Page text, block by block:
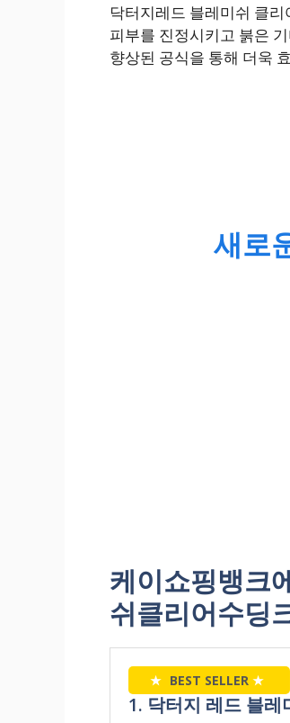
닥터지레드 블레미쉬 클
피부를 진정시키고 붉은
향상된 공식을 통해 더욱
새로
케이쇼핑뱅크
쉬클리어수딩
★ BEST SELLER ★
1. 닥터지 레드 블